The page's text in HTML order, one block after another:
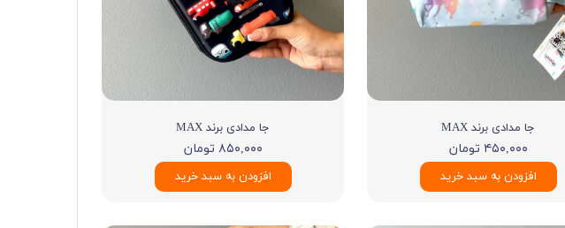
جا مدادی برند MAX
۴۵۰,۰۰۰ تومان
افزودن به سبد خرید
جا مدادی برند MAX
۸۵۰,۰۰۰ تومان
افزودن به سبد خرید